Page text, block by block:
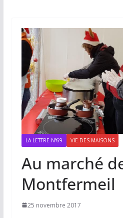
LA LETTRE N°69 VIE DES MAISONS
Au marché
Montfermeil
25 novembre 2017